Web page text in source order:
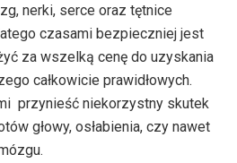
nerki, serce oraz tętnice
czasami bezpieczniej jest
za wszelką cenę do uzyskania
całkowicie prawidłowych.
przynieść niekorzystny skutek
głowy, osłabienia, czy nawet